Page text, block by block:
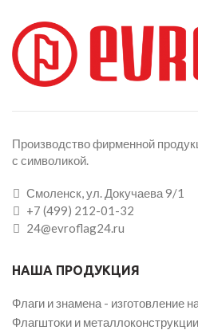
Производство фирменной
с символикой.
Смоленск, ул. Докучаева 9/1
+7 (499) 212-01-32
24@evroflag24.ru
НАША ПРОДУКЦИЯ
Флаги и знамена - изготовление
Флагштоки и металлоконструкции